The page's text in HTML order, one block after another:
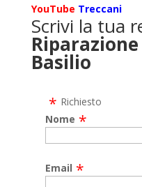
YouTube Treccani
Scrivi la tua
Basilio
Richiesto
Nome
Email